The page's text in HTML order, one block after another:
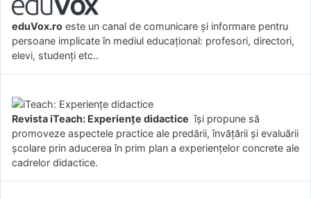
eduVox.ro este un canal de comunicare și informare pentru
persoane implicate în mediul educațional: profesori, directori,
elevi, studenți etc..
Revista iTeach: Experienţe didactice îşi propune să
promoveze aspectele practice ale predării, învăţării şi evaluării
şcolare prin aducerea în prim plan a experienţelor concrete ale
cadrelor didactice.